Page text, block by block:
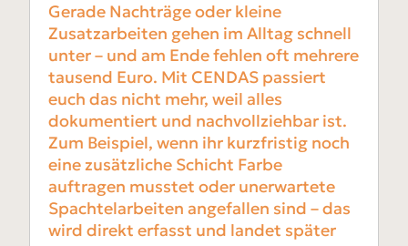
Gerade Nachträge oder kleine
Zusatzarbeiten gehen im Alltag schnell
unter – und am Ende fehlen oft mehrere
tausend Euro. Mit CENDAS passiert
euch das nicht mehr, weil alles
dokumentiert und nachvollziehbar ist.
Zum Beispiel, wenn ihr kurzfristig noch
eine zusätzliche Schicht Farbe
auftragen musstet oder unerwartete
Spachtelarbeiten angefallen sind – das
wird direkt erfasst und landet später